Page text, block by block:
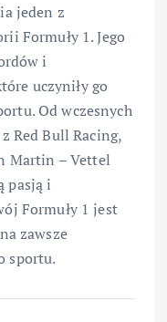
jeden z
Formuły 1. Jego
i
uczyniły go
Od wczesnych
Red Bull Racing,
Martin – Vettel
pasją i
Formuły 1 jest
zawsze
sportu.